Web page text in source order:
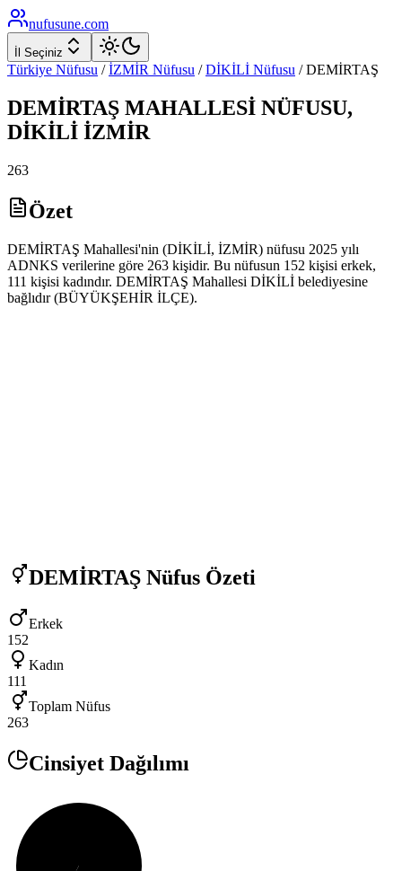
nufusune.com
İl Seçiniz
Türkiye Nüfusu / İZMİR Nüfusu / DİKİLİ Nüfusu /DEMİRTAŞ
DEMİRTAŞ MAHALLESİ NÜFUSU,
DİKİLİ İZMİR
263
Özet
DEMİRTAŞ Mahallesi'nin (DİKİLİ, İZMİR) nüfusu 2025 yılı
ADNKS verilerine göre 263 kişidir. Bu nüfusun 152 kişisi erkek,
111 kişisi kadındır. DEMİRTAŞ Mahallesi DİKİLİ belediyesine
bağlıdır (BÜYÜKŞEHİR İLÇE).
DEMİRTAŞ Nüfus Özeti
Erkek
152
Kadın
111
Toplam Nüfus
263
Cinsiyet Dağılımı